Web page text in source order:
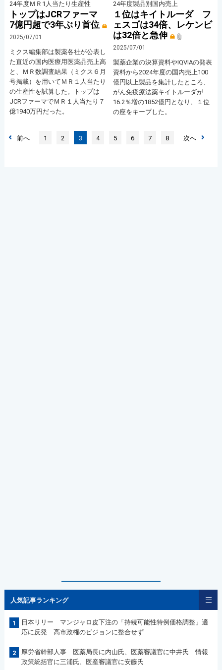
24年度ＭＲ1人当たり生産性
トップはJCRファーマ
7億円超で3年ぶり首位
2025/07/01
ミクス編集部は製薬各社が公表し
た直近の国内医療用医薬品売上高
と、ＭＲ数調査結果（ミクス６月
号掲載）を用いてＭＲ１人当たり
の生産性を試算した。トップは
JCRファーマでＭＲ１人当たり７
億1940万円だった。
24年度製品別国内売上
１位はキイトルーダ フ
ェスゴは34倍、レケンビ
は32倍と急伸
2025/07/01
製薬企業の決算資料やIQVIAの発表
資料から2024年度の国内売上100
億円以上製品を集計したところ、
がん免疫療法薬キイトルーダが
16.2％増の1852億円となり、１位
の座をキープした。
前へ 1 2 3 4 5 6 7 8 次へ
人気記事ランキング
1
日本リリー マンジャロ皮下注の「持続可能性特例価格調整」適
応に反発 高市政権のビジョンに整合せず
2
厚労省幹部人事 医薬局長に内山氏、医薬審議官に中井氏 情報
政策統括官に三浦氏、医産審議官に安藤氏